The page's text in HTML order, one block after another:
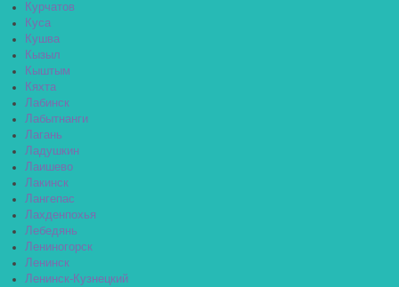
Курчатов
Куса
Кушва
Кызыл
Кыштым
Кяхта
Лабинск
Лабытнанги
Лагань
Ладушкин
Лаишево
Лакинск
Лангепас
Лахденпохья
Лебедянь
Лениногорск
Ленинск
Ленинск-Кузнецкий